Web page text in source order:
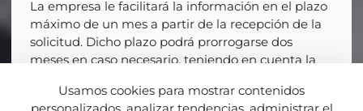
La empresa le facilitará la información en el plazo
máximo de un mes a partir de la recepción de la
solicitud. Dicho plazo podrá prorrogarse dos
meses en caso necesario, teniendo en cuenta la
Vd. podrá presentar reclamación ante la
Usamos cookies para mostrar contenidos
personalizados, analizar tendencias, administrar el